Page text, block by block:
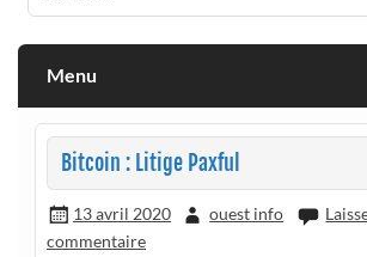
Menu
Bitcoin : Litige Paxful
13 avril 2020 ouest info
commentaire